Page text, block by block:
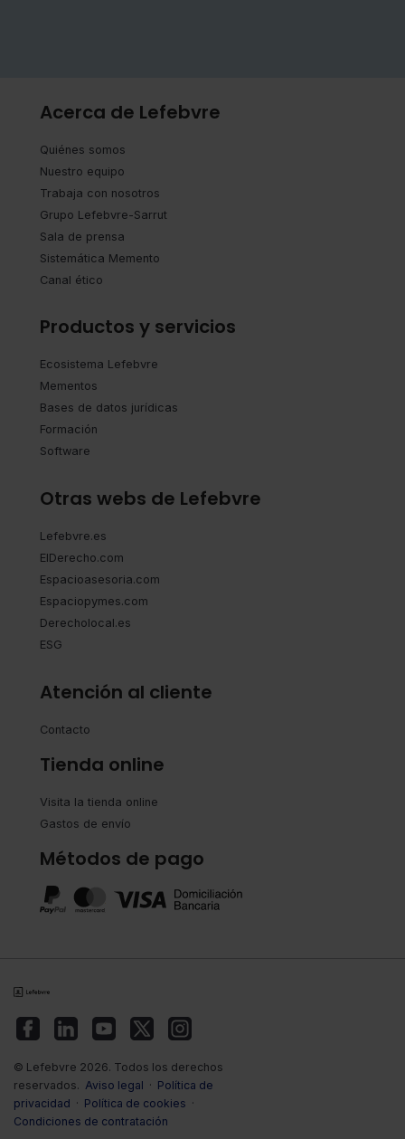
Acerca de Lefebvre
Quiénes somos
Nuestro equipo
Trabaja con nosotros
Grupo Lefebvre-Sarrut
Sala de prensa
Sistemática Memento
Canal ético
Productos y servicios
Ecosistema Lefebvre
Mementos
Bases de datos jurídicas
Formación
Software
Otras webs de Lefebvre
Lefebvre.es
ElDerecho.com
Espacioasesoria.com
Espaciopymes.com
Derecholocal.es
ESG
Atención al cliente
Contacto
Tienda online
Visita la tienda online
Gastos de envío
Métodos de pago
© Lefebvre 2026. Todos los derechos
reservados. Aviso legal · Política de
privacidad · Política de cookies ·
Condiciones de contratación